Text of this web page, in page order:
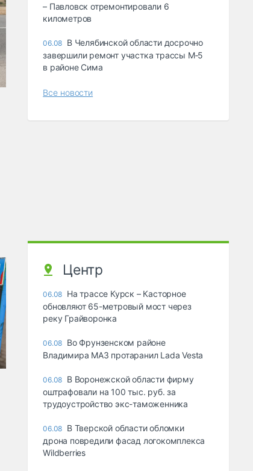
– Павловск отремонтировали 6
километров
06.08 В Челябинской области досрочно
завершили ремонт участка трассы М‑5
в районе Сима
Все новости
Центр
06.08 На трассе Курск – Касторное
обновляют 65-метровый мост через
реку Грайворонка
06.08 Во Фрунзенском районе
Владимира МАЗ протаранил Lada Vesta
06.08 В Воронежской области фирму
оштрафовали на 100 тыс. руб. за
трудоустройство экс-таможенника
06.08 В Тверской области обломки
дрона повредили фасад логокомплекса
Wildberries